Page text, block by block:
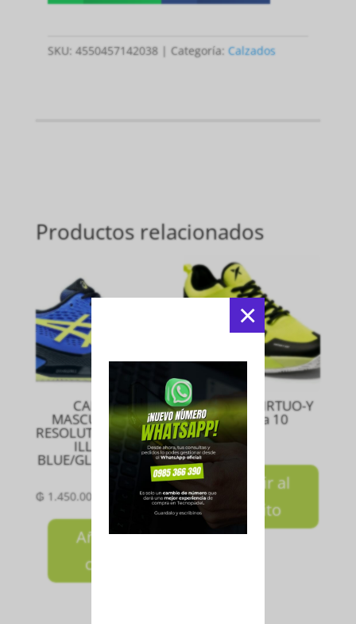
×
SKU: 4550457142038 Categoría: Calzados
Productos relacionados
CALZADO
MASCULINO GEL
RESOLUTION 9 PADEL
ILLUSION
BLUE/GLOW YELLOW
₲1.450.000
Añadir al
carrito
CALZADO VIRTUO-Y
2XT Talla 10
₲990.000
Añadir al
carrito